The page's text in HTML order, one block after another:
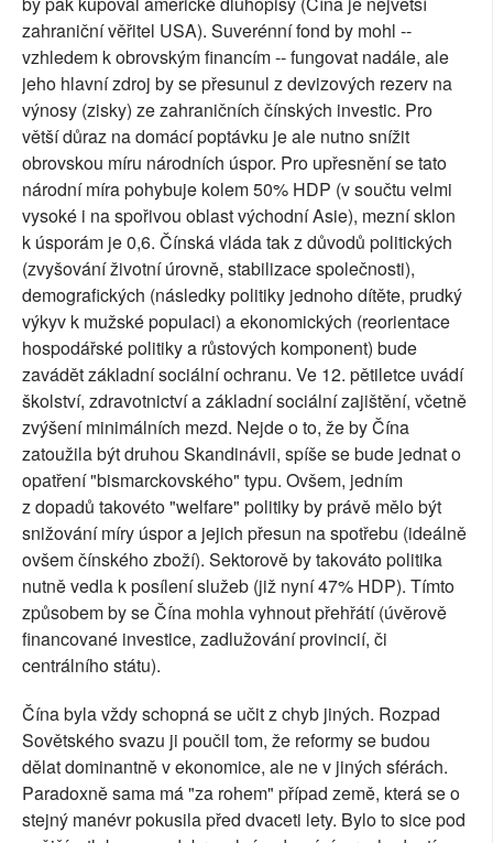
zahraniční věřitel USA). Suverénní fond by mohl --
vzhledem k obrovským financím -- fungovat nadále, ale
jeho hlavní zdroj by se přesunul z devizových rezerv na
výnosy (zisky) ze zahraničních čínských investic. Pro
větší důraz na domácí poptávku je ale nutno snížit
obrovskou míru národních úspor. Pro upřesnění se tato
národní míra pohybuje kolem 50% HDP (v součtu velmi
vysoké i na spořivou oblast východní Asie), mezní sklon
k úsporám je 0,6. Čínská vláda tak z důvodů politických
(zvyšování životní úrovně, stabilizace společnosti),
demografických (následky politiky jednoho dítěte, prudký
výkyv k mužské populaci) a ekonomických (reorientace
hospodářské politiky a růstových komponent) bude
zavádět základní sociální ochranu. Ve 12. pětiletce uvádí
školství, zdravotnictví a základní sociální zajištění, včetně
zvýšení minimálních mezd. Nejde o to, že by Čína
zatoužila být druhou Skandinávii, spíše se bude jednat o
opatření "bismarckovského" typu. Ovšem, jedním
z dopadů takovéto "welfare" politiky by právě mělo být
snižování míry úspor a jejich přesun na spotřebu (ideálně
ovšem čínského zboží). Sektorově by takováto politika
nutně vedla k posílení služeb (již nyní 47% HDP). Tímto
způsobem by se Čína mohla vyhnout přehřátí (úvěrově
financované investice, zadlužování provincií, či
centrálního státu).
Čína byla vždy schopná se učit z chyb jiných. Rozpad
Sovětského svazu ji poučil tom, že reformy se budou
dělat dominantně v ekonomice, ale ne v jiných sférách.
Paradoxně sama má "za rohem" případ země, která se o
stejný manévr pokusila před dvaceti lety. Bylo to sice pod